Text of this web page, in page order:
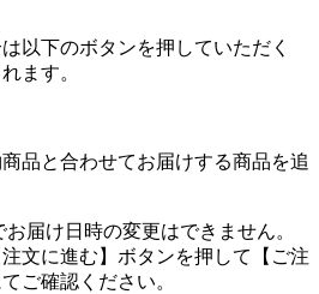
以下のボタンを押していただく
ます。
品と合わせてお届けする商品を追
届け日時の変更はできません。
文に進む】ボタンを押して【ご注
ご確認ください。